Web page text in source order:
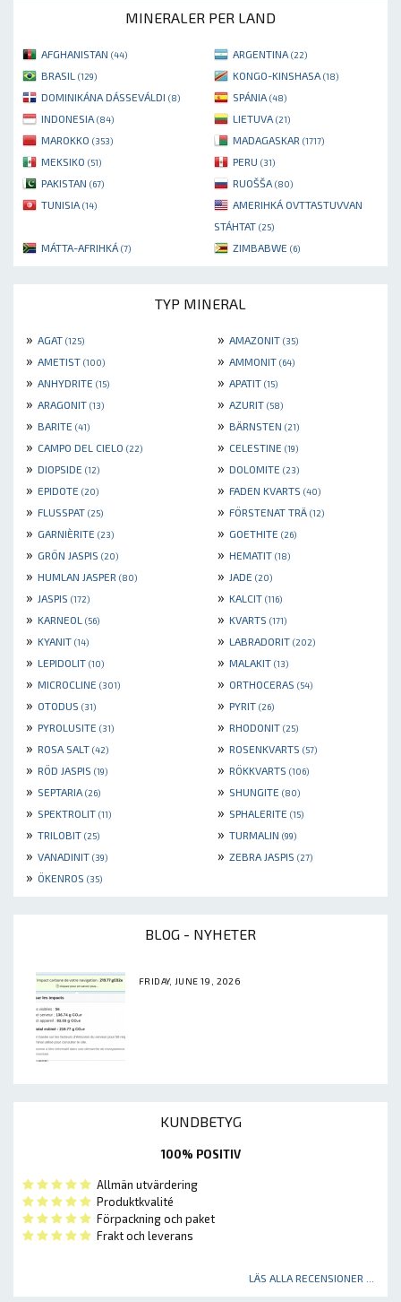
MINERALER PER LAND
AFGHANISTAN (44) ARGENTINA (22)
BRASIL (129) KONGO-KINSHASA (18)
DOMINIKÁNA DÁSSEVÁLDI (8) SPÁNIA (48)
INDONESIA (84) LIETUVA (21)
MAROKKO (353) MADAGASKAR (1717)
MEKSIKO (51) PERU (31)
PAKISTAN (67) RUOŠŠA (80)
TUNISIA (14)
AMERIHKÁ OVTTASTUVVAN
STÁHTAT (25)
MÁTTA-AFRIHKÁ (7) ZIMBABWE (6)
TYP MINERAL
» AGAT (125) » AMAZONIT (35)
» AMETIST (100) » AMMONIT (64)
» ANHYDRITE (15) » APATIT (15)
» ARAGONIT (13) » AZURIT (58)
» BARITE (41) » BÄRNSTEN (21)
» CAMPO DEL CIELO (22) » CELESTINE (19)
» DIOPSIDE (12) » DOLOMITE (23)
» EPIDOTE (20) » FADEN KVARTS (40)
» FLUSSPAT (25) » FÖRSTENAT TRÄ (12)
» GARNIÈRITE (23) » GOETHITE (26)
» GRÖN JASPIS (20) » HEMATIT (18)
» HUMLAN JASPER (80) » JADE (20)
» JASPIS (172) » KALCIT (116)
» KARNEOL (56) » KVARTS (171)
» KYANIT (14) » LABRADORIT (202)
» LEPIDOLIT (10) » MALAKIT (13)
» MICROCLINE (301) » ORTHOCERAS (54)
» OTODUS (31) » PYRIT (26)
» PYROLUSITE (31) » RHODONIT (25)
» ROSA SALT (42) » ROSENKVARTS (57)
» RÖD JASPIS (19) » RÖKKVARTS (106)
» SEPTARIA (26) » SHUNGITE (80)
» SPEKTROLIT (11) » SPHALERITE (15)
» TRILOBIT (25) » TURMALIN (99)
» VANADINIT (39) » ZEBRA JASPIS (27)
» ÖKENROS (35)
BLOG - NYHETER
FRIDAY, JUNE 19, 2026
KUNDBETYG
100% POSITIV
Allmän utvärdering
Produktkvalité
Förpackning och paket
Frakt och leverans
LÄS ALLA RECENSIONER ...